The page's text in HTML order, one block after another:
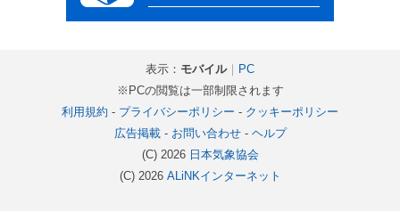
表示： モバイル｜ PC
※PCの閲覧は一部制限されます
利用規約 - プライバシーポリシー - クッキーポリシー
広告掲載- お問い合わせ- ヘルプ
(C) 2026 日本気象協会
(C) 2026 ALiNKインターネット